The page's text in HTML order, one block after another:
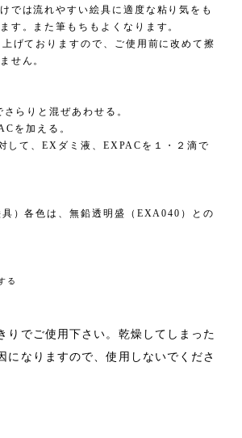
では流れやすい絵具に適度な粘り気をも
す。また筆もちもよくなります。
げておりますので、ご使用前に改めて擦
せん。
らりと混ぜあわせる。
を加える。
して、EXダミ液、EXPACを１・２滴で
）各色は、無鉛透明盛（EXA040）との
る
りでご使用下さい。乾燥してしまった
になりますので、使用しないでくださ